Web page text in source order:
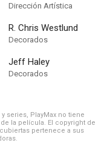
Dirección Artística
R. Chris Westlund
Decorados
Jeff Haley
Decorados
series, PlayMax no tiene
la película. El copyright de
pertenece a sus